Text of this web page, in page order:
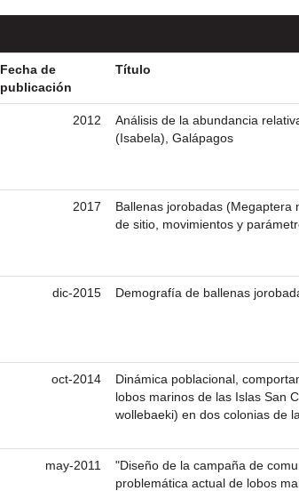
Fecha de
publicación
Título
2012
Análisis de la abundancia
(Isabela), Galápagos
2017
Ballenas jorobadas (Megaptera
de sitio, movimientos y
dic-2015 Demografía de ballenas
oct-2014
Dinámica poblacional,
lobos marinos de las Islas San
wollebaeki) en dos colonias de
may-2011
"Diseño de la campaña de
problemática actual de lobos